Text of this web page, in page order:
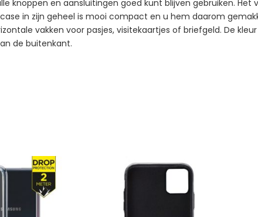
knoppen en aansluitingen goed kunt blijven gebruiken. Het
in zijn geheel is mooi compact en u hem daarom
vakken voor pasjes, visitekaartjes of briefgeld. De
de buitenkant.